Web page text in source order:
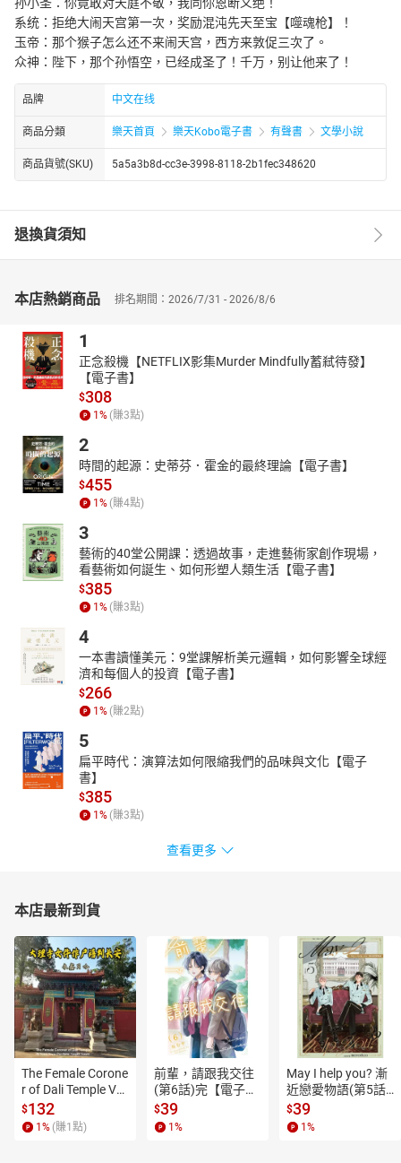
系统：拒绝大闹天宫第一次，奖励混沌先天至宝【噬魂枪】！
玉帝：那个猴子怎么还不来闹天宫，西方来敦促三次了。
众神：陛下，那个孙悟空，已经成圣了！千万，别让他来了！
品牌 中文在线
商品分類 樂天首頁 樂天Kobo電子書 有聲書 文學小說
商品貨號(SKU) 5a5a3b8d-cc3e-3998-8118-2b1fec348620
退換貨須知
本店熱銷商品 排名期間：2026/7/31 - 2026/8/6
1
正念殺機【NETFLIX影集Murder Mindfully蓄弒待發】
【電子書】
$308
1% (賺3點)
2
時間的起源：史蒂芬．霍金的最終理論【電子書】
$455
1% (賺4點)
3
藝術的40堂公開課：透過故事，走進藝術家創作現場，
看藝術如何誕生、如何形塑人類生活【電子書】
$385
1% (賺3點)
4
一本書讀懂美元：9堂課解析美元邏輯，如何影響全球經
濟和每個人的投資【電子書】
$266
1% (賺2點)
5
扁平時代：演算法如何限縮我們的品味與文化【電子
書】
$385
1% (賺3點)
查看更多
本店最新到貨
The Female Corone
r of Dali Temple Vo
l.6【有聲書】
$132
1 % (賺1 點)
前輩，請跟我交往
(第6話)完【電子
書】
$39
1 %
May I help you? 漸
近戀愛物語(第5話)
【電子書】
$39
1 %